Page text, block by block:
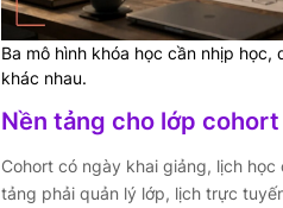
Ba mô hình khóa học cần nhịp
khác nhau.
Nền tảng cho lớp cohort
Cohort có ngày khai giảng, lịch
tảng phải quản lý lớp, lịch trực